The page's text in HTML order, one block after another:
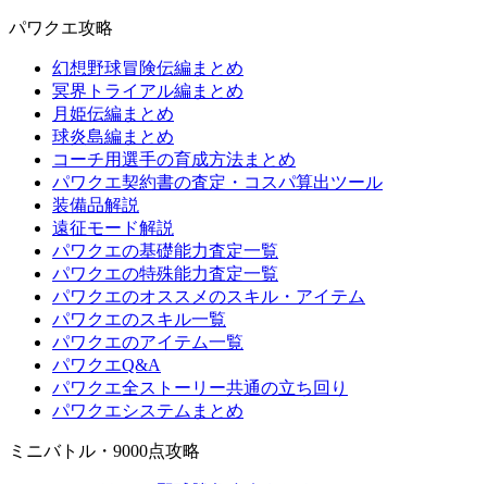
パワクエ攻略
幻想野球冒険伝編まとめ
冥界トライアル編まとめ
月姫伝編まとめ
球炎島編まとめ
コーチ用選手の育成方法まとめ
パワクエ契約書の査定・コスパ算出ツール
装備品解説
遠征モード解説
パワクエの基礎能力査定一覧
パワクエの特殊能力査定一覧
パワクエのオススメのスキル・アイテム
パワクエのスキル一覧
パワクエのアイテム一覧
パワクエQ&A
パワクエ全ストーリー共通の立ち回り
パワクエシステムまとめ
ミニバトル・9000点攻略